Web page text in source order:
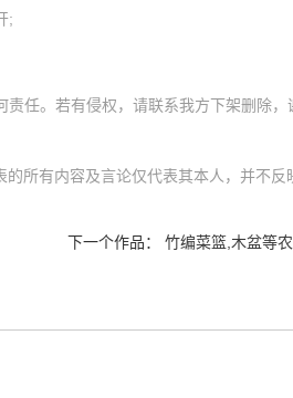
;
所有内容及言论仅代表其本人，并不反
下一个作品： 竹编菜篮,木盆等